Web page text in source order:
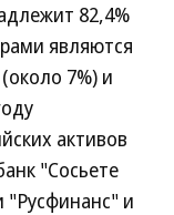
82,4%
являются
7%) и
активов
"Сосьете
и